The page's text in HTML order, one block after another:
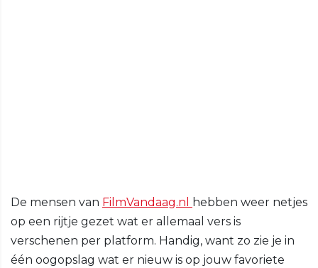
De mensen van FilmVandaag.nl
hebben weer netjes
op een rijtje gezet wat er allemaal vers is
verschenen per platform. Handig, want zo zie je in
één oogopslag wat er nieuw is op jouw favoriete